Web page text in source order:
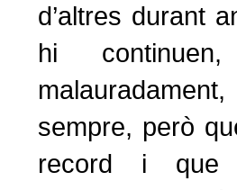
d’altres durant
hi
sempre, però
record i que